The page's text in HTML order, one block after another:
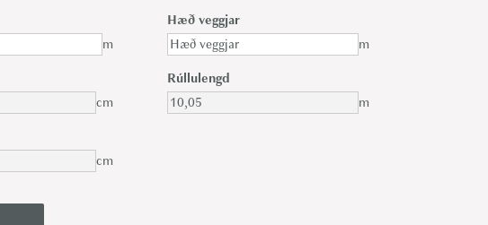
m
Hæð veggjar
m
cm
Rúllulengd
m
cm